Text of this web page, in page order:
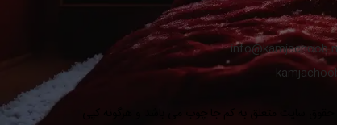
حقوق سایت متعلق به کم جا چوب می باشد و هرگونه کپی